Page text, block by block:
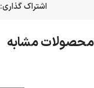
اشتراک گذاری:
محصولات مشابه